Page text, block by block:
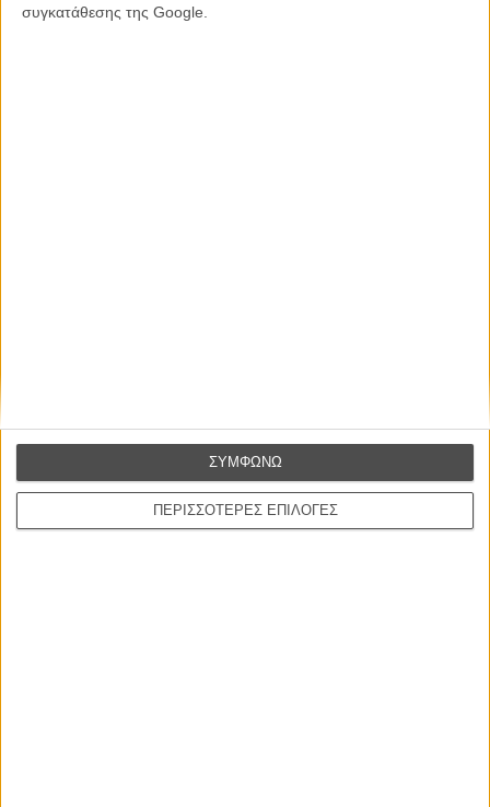
συγκατάθεσης της Google.
ΠΕΡΙΣΣΟΤΕΡΕΣ ΕΠΙΛΟΓΕΣ
ΣΥΜΦΩΝΩ
ΕΓΓΡΑΦΗ
Θέλω να λαμβάνω τα newsletter σας.